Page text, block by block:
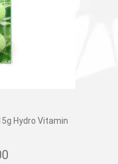
Hydro Vitamin